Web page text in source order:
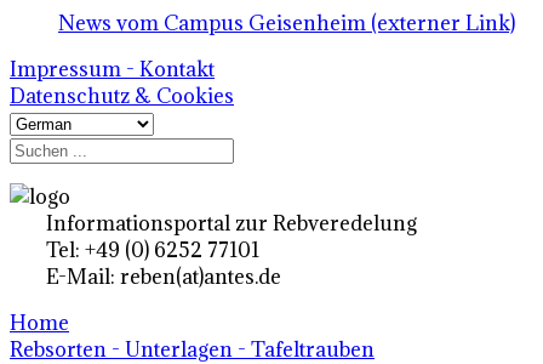
News vom Campus Geisenheim (externer Link)
Impressum - Kontakt
Datenschutz & Cookies
Informationsportal zur Rebveredelung
Tel: +49 (0) 6252 77101
E-Mail: reben(at)antes.de
Home
Rebsorten - Unterlagen - Tafeltrauben